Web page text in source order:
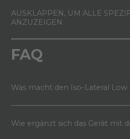
AUSKLAPPEN, UM ALLE
ANZUZEIGEN
FAQ
Was macht den Iso-Lateral
Wie ergänzt sich das Gerät mit